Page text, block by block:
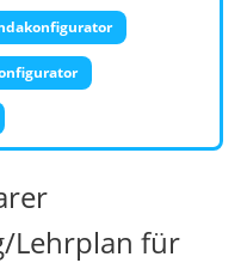
Lehrplan für